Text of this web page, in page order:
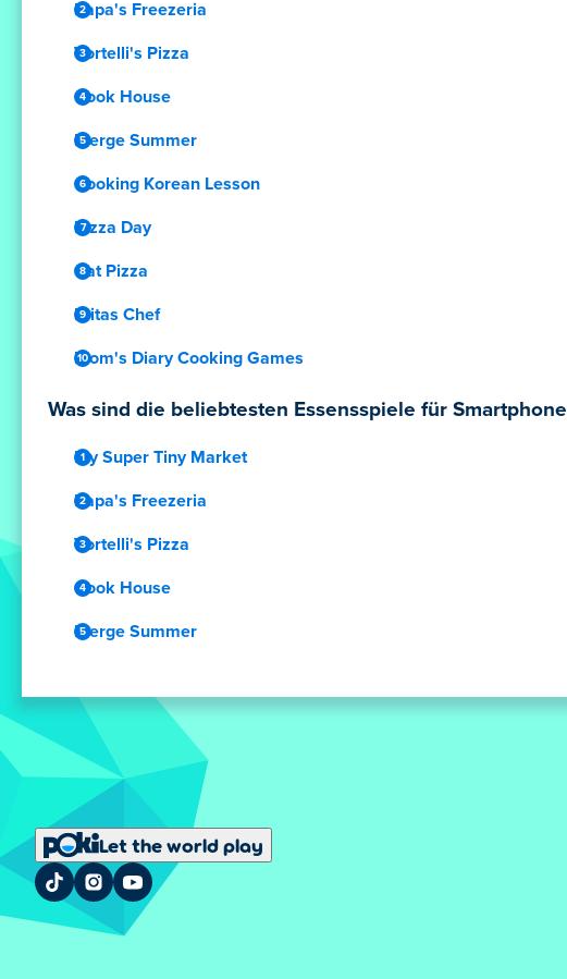
Papa's Freezeria
Vortelli's Pizza
Cook House
Merge Summer
Cooking Korean Lesson
Pizza Day
Cat Pizza
Fritas Chef
Mom's Diary Cooking Games
Was sind die beliebtesten Essensspiele für
My Super Tiny Market
Papa's Freezeria
Vortelli's Pizza
Cook House
Merge Summer
Let the world play